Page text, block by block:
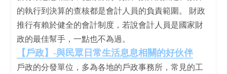
的執行到決算的查核都是會計人員的負責範圍。 財政
推行有賴於健全的會計制度，若說會計人員是國家財
政的最佳幫手，一點也不為過。
【戶政】-與民眾日常生活息息相關的好伙伴
戶政的分發單位，多為各地的戶政事務所，常見的工